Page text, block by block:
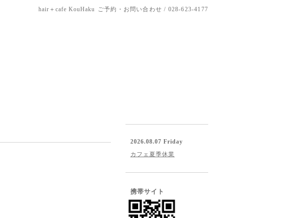
hair＋cafe KouHaku ご予約・お問い合わせ / 028-623-4177
2026.08.07 Friday
カフェ夏季休業
携帯サイト